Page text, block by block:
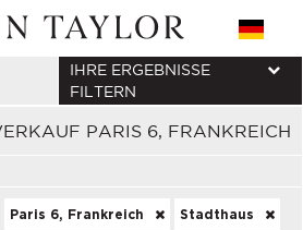
PARIS 6, FRANKREICH
IHRE ERGEBNISSE
FILTERN
Paris 6, Frankreich Stadthaus